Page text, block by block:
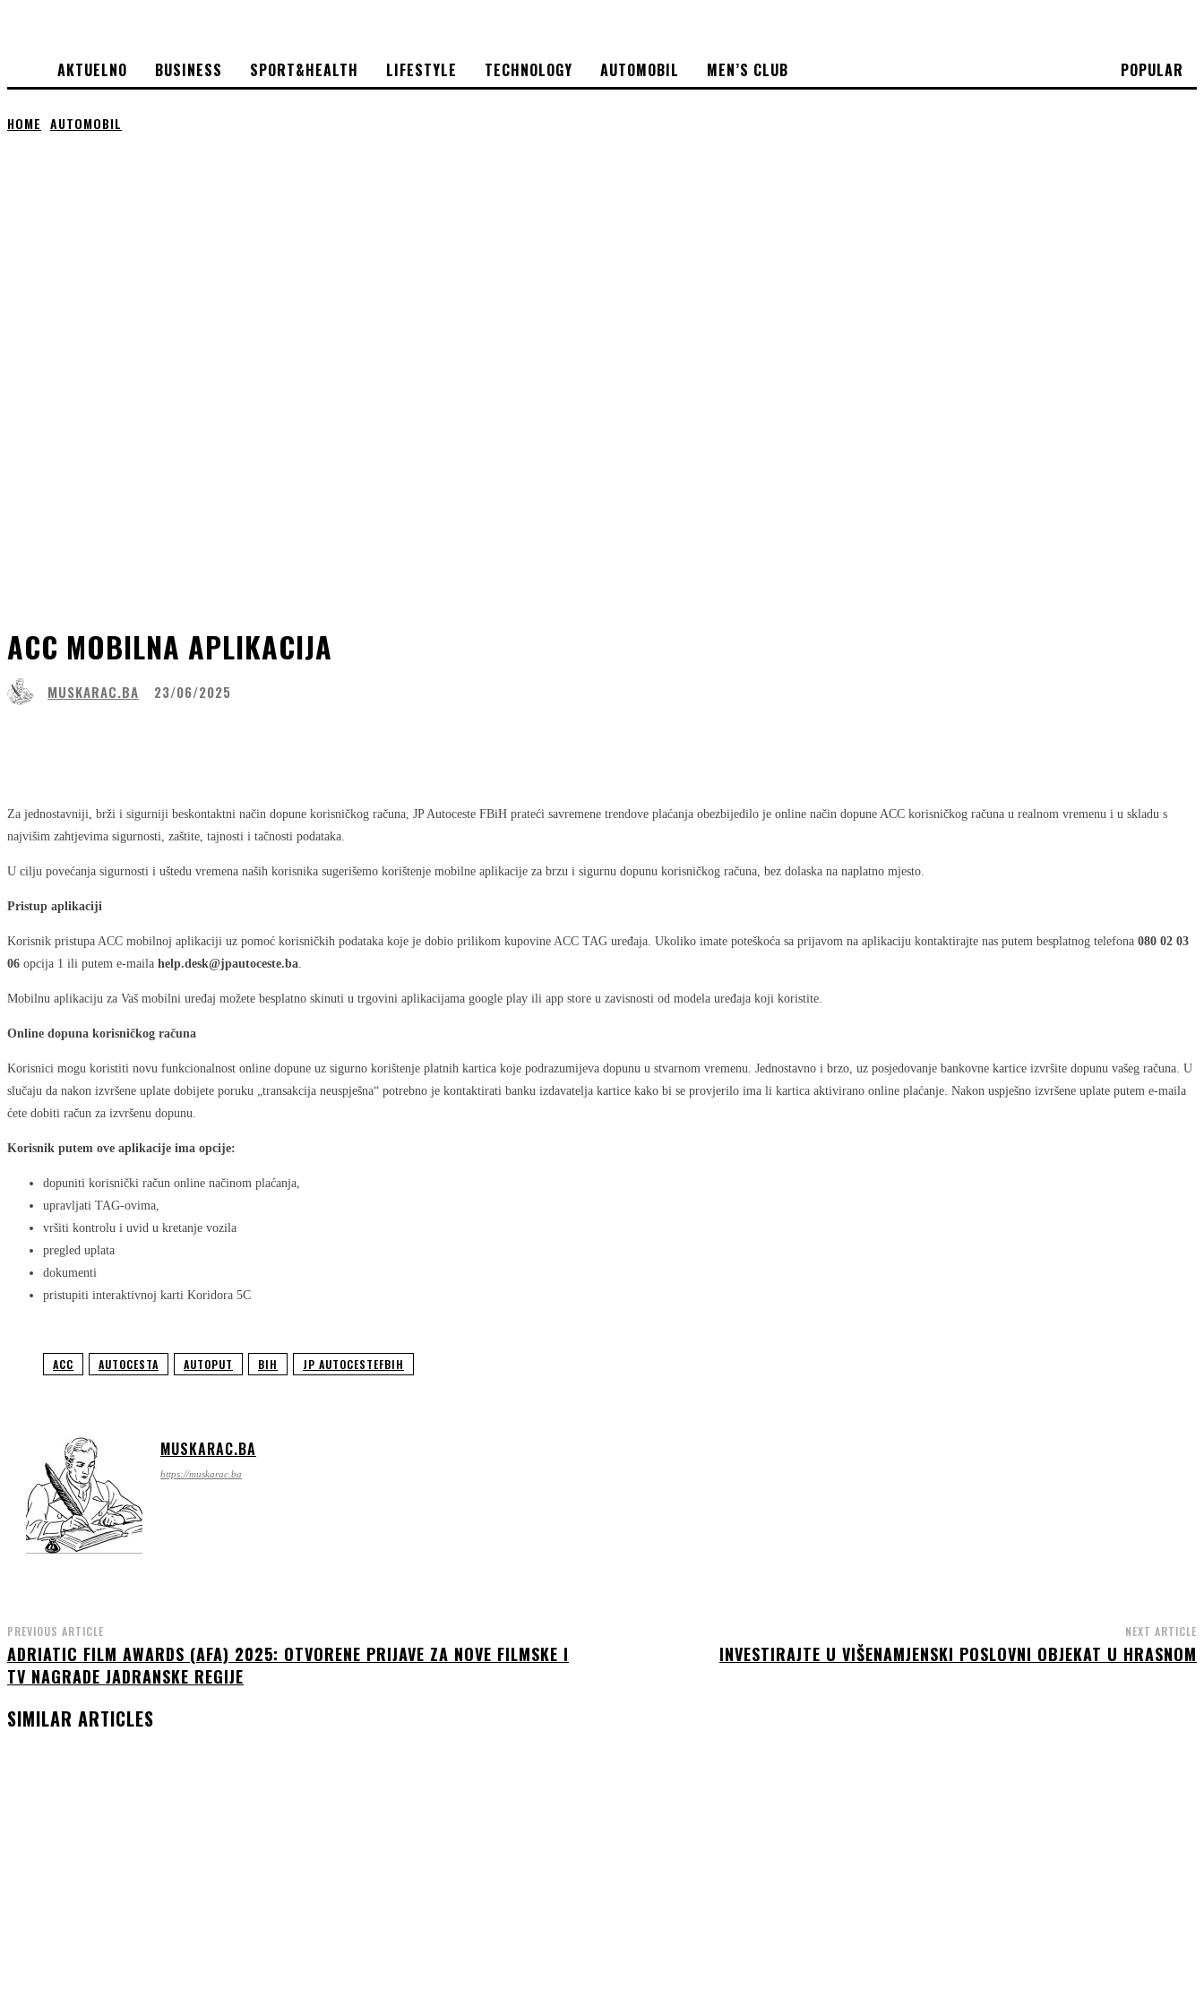
POPULAR
AKTUELNO BUSINESS SPORT&HEALTH LIFESTYLE TECHNOLOGY AUTOMOBIL MEN’S CLUB
HOME AUTOMOBIL
ACC MOBILNA APLIKACIJA
MUSKARAC.BA 23/06/2025
Za jednostavniji, brži i sigurniji beskontaktni način dopune korisničkog računa, JP Autoceste FBiH prateći savremene trendove plaćanja obezbijedilo je online način dopune ACC korisničkog računa u realnom vremenu i u skladu s
najvišim zahtjevima sigurnosti, zaštite, tajnosti i tačnosti podataka.
U cilju povećanja sigurnosti i uštedu vremena naših korisnika sugerišemo korištenje mobilne aplikacije za brzu i sigurnu dopunu korisničkog računa, bez dolaska na naplatno mjesto.
Pristup aplikaciji
Korisnik pristupa ACC mobilnoj aplikaciji uz pomoć korisničkih podataka koje je dobio prilikom kupovine ACC TAG uređaja. Ukoliko imate poteškoća sa prijavom na aplikaciju kontaktirajte nas putem besplatnog telefona 080 02 03
06 opcija 1 ili putem e-maila help.desk@jpautoceste.ba.
Mobilnu aplikaciju za Vaš mobilni uređaj možete besplatno skinuti u trgovini aplikacijama google play ili app store u zavisnosti od modela uređaja koji koristite.
Online dopuna korisničkog računa
Korisnici mogu koristiti novu funkcionalnost online dopune uz sigurno korištenje platnih kartica koje podrazumijeva dopunu u stvarnom vremenu. Jednostavno i brzo, uz posjedovanje bankovne kartice izvršite dopunu vašeg računa. U
slučaju da nakon izvršene uplate dobijete poruku „transakcija neuspješna“ potrebno je kontaktirati banku izdavatelja kartice kako bi se provjerilo ima li kartica aktivirano online plaćanje. Nakon uspješno izvršene uplate putem e-maila
ćete dobiti račun za izvršenu dopunu.
Korisnik putem ove aplikacije ima opcije:
dopuniti korisnički račun online načinom plaćanja,
upravljati TAG-ovima,
vršiti kontrolu i uvid u kretanje vozila
pregled uplata
dokumenti
pristupiti interaktivnoj karti Koridora 5C
ACC AUTOCESTA AUTOPUT BIH JP AUTOCESTEFBIH
MUSKARAC.BA
https://muskarac.ba
PREVIOUS ARTICLE
ADRIATIC FILM AWARDS (AFA) 2025: OTVORENE PRIJAVE ZA NOVE FILMSKE I
TV NAGRADE JADRANSKE REGIJE
NEXT ARTICLE
INVESTIRAJTE U VIŠENAMJENSKI POSLOVNI OBJEKAT U HRASNOM
SIMILAR ARTICLES